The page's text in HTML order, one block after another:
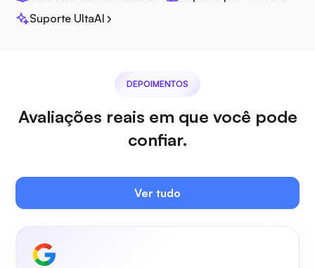
Owncast
Suporte UltaAI
DEPOIMENTOS
Avaliações reais em que você pode
confiar.
Ver tudo